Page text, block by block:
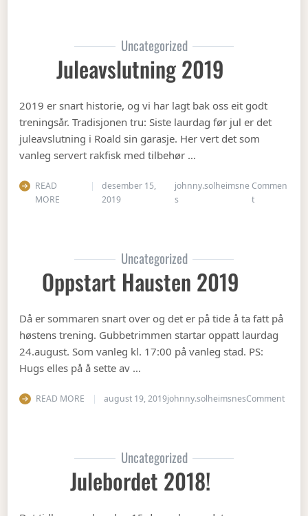
Uncategorized
Juleavslutning 2019
2019 er snart historie, og vi har lagt bak oss eit godt
treningsår. Tradisjonen tru: Siste laurdag før jul er det
juleavslutning i Roald sin garasje. Her vert det som
vanleg servert rakfisk med tilbehør …
READ
MORE
desember 15,
2019
johnny.solheimsne
s
Commen
ton
Uncategorized
Oppstart Hausten 2019
Då er sommaren snart over og det er på tide å ta fatt på
høstens trening. Gubbetrimmen startar oppatt laurdag
24.august. Som vanleg kl. 17:00 på vanleg stad. PS:
Hugs elles på å sette av …
READ MORE august 19, 2019johnny.solheimsnesCommenton
Uncategorized
Julebordet 2018!